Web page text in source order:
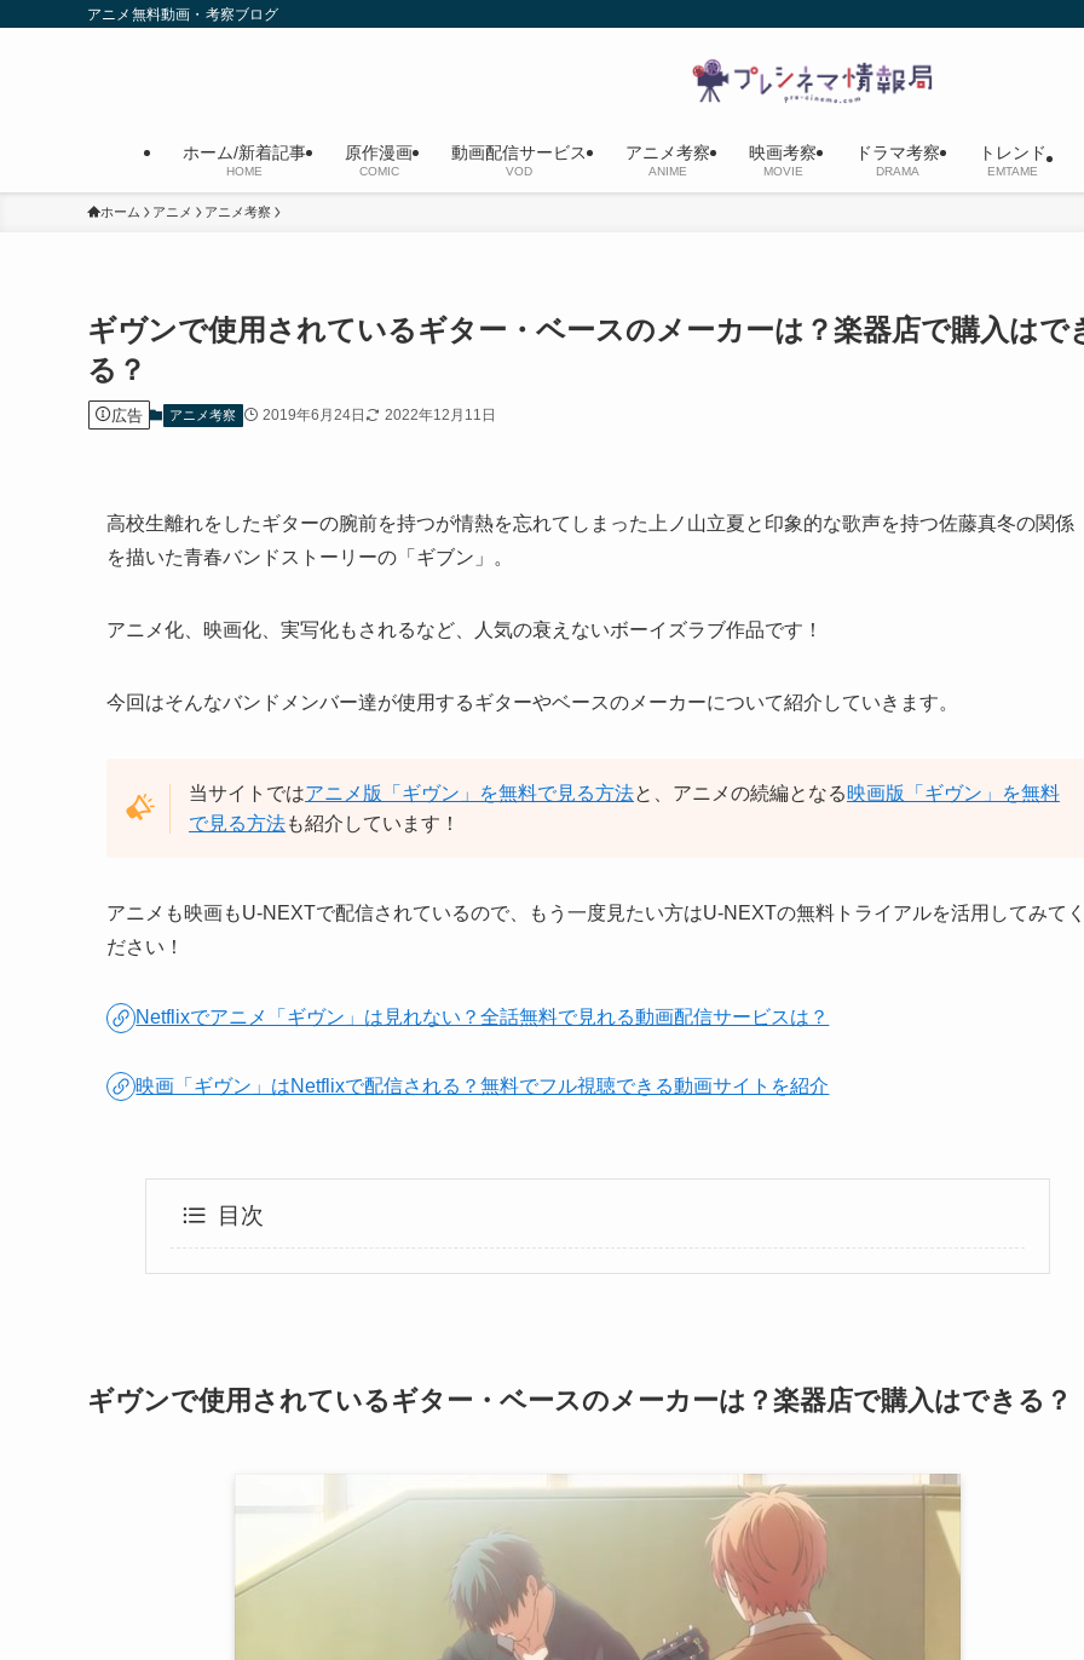
アニメ無料動画・考察ブログ
ホーム/新着記事
HOME
原作漫画
COMIC
動画配信サービス
VOD
アニメ考察
ANIME
映画考察
MOVIE
ドラマ考察
DRAMA
トレンド
EMTAME
ホーム アニメ アニメ考察
ギヴンで使用されているギター・ベースのメーカーは？楽器店で購入はで
る？
広告 アニメ考察 2019年6月24日 2022年12月11日
高校生離れをしたギターの腕前を持つが情熱を忘れてしまった上ノ山立夏と印象的な歌声を持つ佐藤真冬の関係
を描いた青春バンドストーリーの「ギブン」。
アニメ化、映画化、実写化もされるなど、人気の衰えないボーイズラブ作品です！
今回はそんなバンドメンバー達が使用するギターやベースのメーカーについて紹介していきます。
当サイトではアニメ版「ギヴン」を無料で見る方法と、アニメの続編となる映画版「ギヴン」を無料
で見る方法も紹介しています！
アニメも映画もU-NEXTで配信されているので、もう一度見たい方はU-NEXTの無料トライアルを活用してみて
ださい！
Netflixでアニメ「ギヴン」は見れない？全話無料で見れる動画配信サービスは？
映画「ギヴン」はNetflixで配信される？無料でフル視聴できる動画サイトを紹介
目次
ギヴンで使用されているギター・ベースのメーカーは？楽器店で購入はできる？